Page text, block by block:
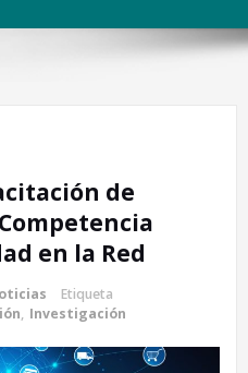
de
en la Red
Etiqueta
, Investigación